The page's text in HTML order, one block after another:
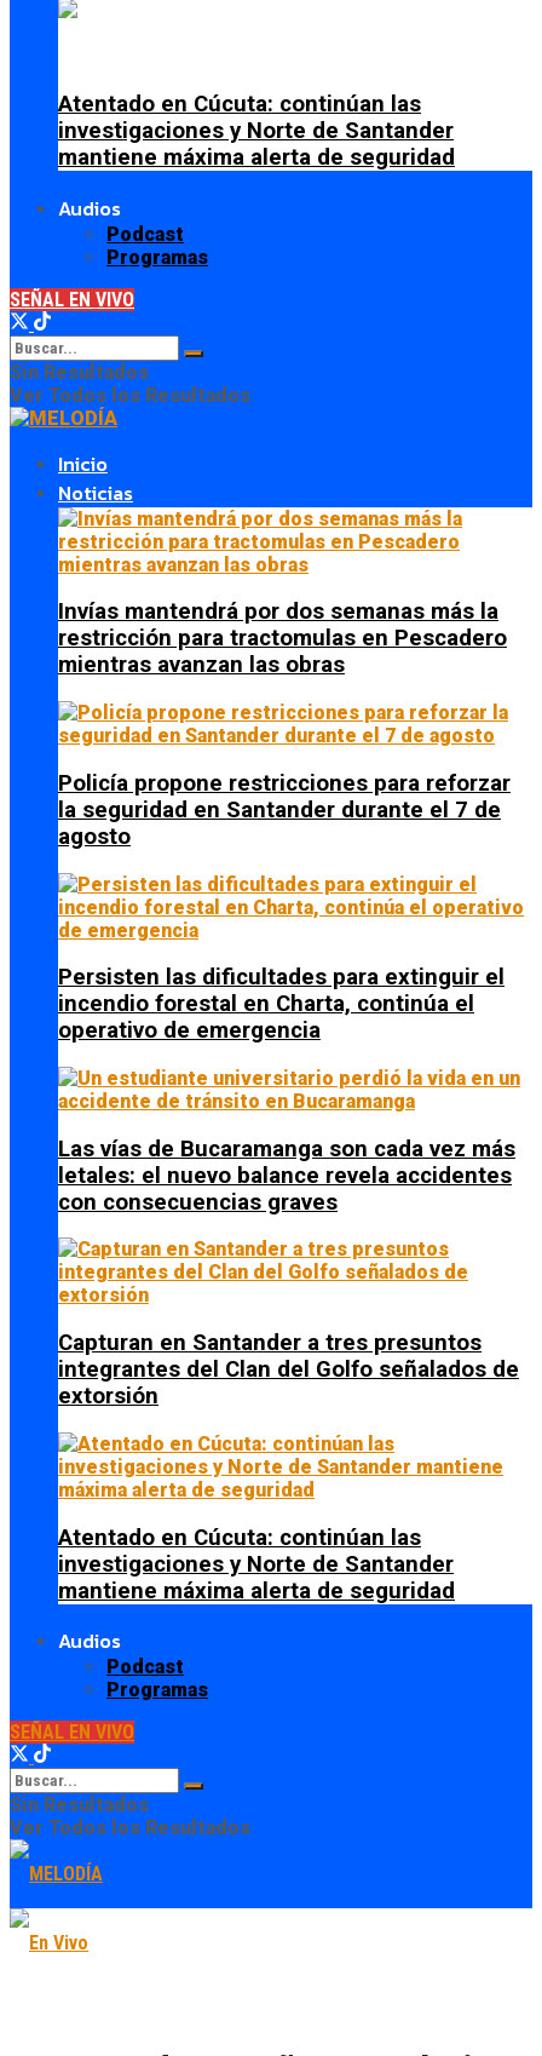
Atentado en Cúcuta: continúan las
investigaciones y Norte de Santander
mantiene máxima alerta de seguridad
Audios
Podcast
Programas
SEÑAL EN VIVO
Sin Resultados
Ver Todos los Resultados
Inicio
Noticias
Invías mantendrá por dos semanas más la
restricción para tractomulas en Pescadero
mientras avanzan las obras
Policía propone restricciones para reforzar
la seguridad en Santander durante el 7 de
agosto
Persisten las dificultades para extinguir el
incendio forestal en Charta, continúa el
operativo de emergencia
Las vías de Bucaramanga son cada vez más
letales: el nuevo balance revela accidentes
con consecuencias graves
Capturan en Santander a tres presuntos
integrantes del Clan del Golfo señalados de
extorsión
Atentado en Cúcuta: continúan las
investigaciones y Norte de Santander
mantiene máxima alerta de seguridad
Audios
Podcast
Programas
SEÑAL EN VIVO
Sin Resultados
Ver Todos los Resultados